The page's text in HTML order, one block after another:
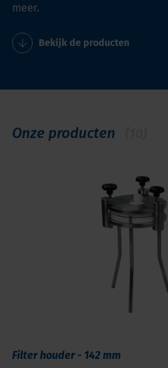
meer.
Bekijk de producten
Onze producten
Filter houder - 142 mm